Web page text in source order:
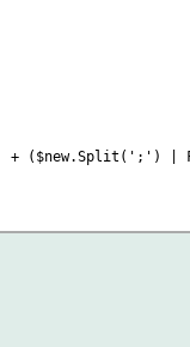
($new.Split(';') |